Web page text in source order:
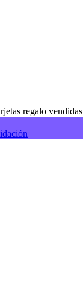
regalo vendidas